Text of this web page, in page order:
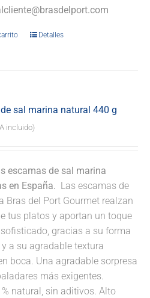
Detalles
sal marina natural 440 g
incluido)
escamas de sal marina
en España. Las escamas de
Bras del Port Gourmet realzan
tus platos y aportan un toque
gracias a su forma
a su agradable textura
boca. Una agradable sorpresa
más exigentes.
% natural, sin aditivos. Alto